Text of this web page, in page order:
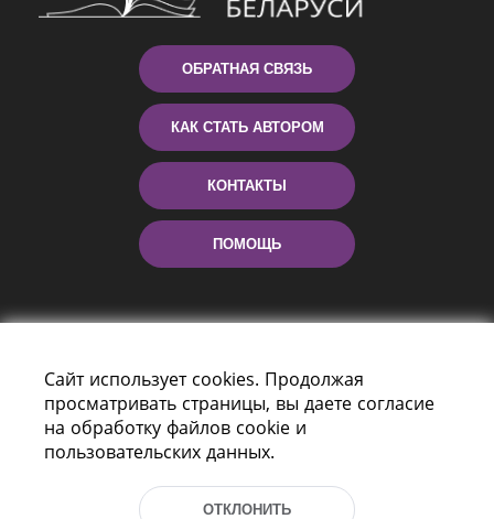
ОБРАТНАЯ СВЯЗЬ
КАК СТАТЬ АВТОРОМ
КОНТАКТЫ
ПОМОЩЬ
Пр-т Независимости 116
г. Минск, Республика Беларусь, 220114
Тел.: (+375 17) 368 37 37, Факс: (+375 17)
Сайт использует cookies. Продолжая
просматривать страницы, вы даете согласие
на обработку файлов cookie и
пользовательских данных.
ОТКЛОНИТЬ